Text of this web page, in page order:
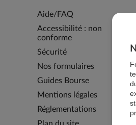
Aide/FAQ
Accessibilité : non
conforme
Sécurité
Nos formulaires
Guides Bourse
Mentions légales
Réglementations